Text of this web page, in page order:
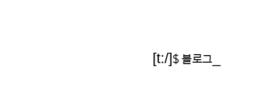
[t:/]$ 블로그